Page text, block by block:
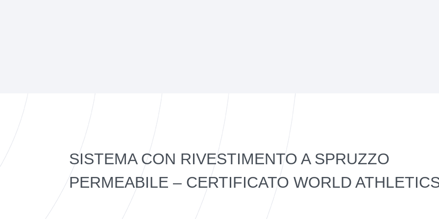
SISTEMA CON RIVESTIMENTO A SPRUZZO
PERMEABILE – CERTIFICATO WORLD